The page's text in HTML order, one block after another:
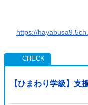
https://
【ひまわり学級】支